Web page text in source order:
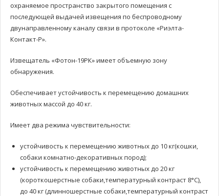
охраняемое пространство закрытого помещения с
последующей выдачей извещения по беспроводному
двунаправленному каналу связи в протоколе «Риэлта-
Контакт-Р».
Извещатель «Фотон-19РК» имеет объемную зону
обнаружения.
Обеспечивает устойчивость к перемещению домашних
животных массой до 40 кг.
Имеет два режима чувствительности:
устойчивость к перемещению животных до 10 кг(кошки,
собаки комнатно-декоративных пород);
устойчивость к перемещению животных до 20 кг
(короткошерстные собаки,температурный контраст 8°C),
до 40 кг (длинношерстные собаки,температурный контраст